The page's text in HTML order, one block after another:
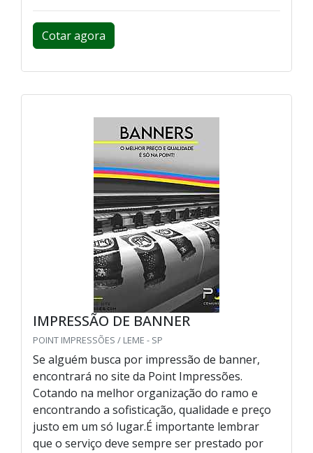
Cotar agora
IMPRESSÃO DE BANNER
POINT IMPRESSÕES / LEME - SP
Se alguém busca por impressão de banner,
encontrará no site da Point Impressões.
Cotando na melhor organização do ramo e
encontrando a sofisticação, qualidade e preço
justo em um só lugar.É importante lembrar
que o serviço deve sempre ser prestado por